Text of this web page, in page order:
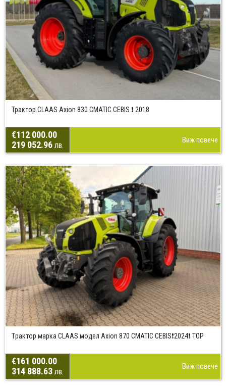
Трактор CLAAS Axion 830 CMATIC CEBIS ❗ 2018
€112 000.00
219 052.96 лв.
Виж повече
Tрактор марка CLAAS модел Axion 870 CMATIC CEBIS❗2024❗ TOP
€161 000.00
314 888.63 лв.
Виж повече